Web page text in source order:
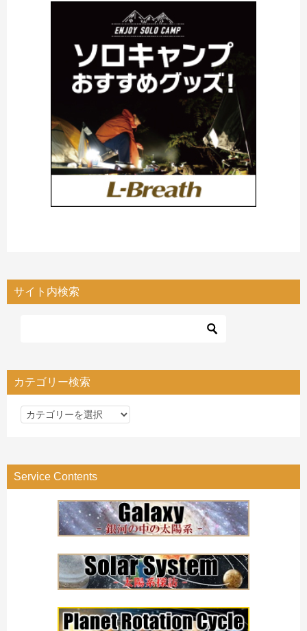
サイト内検索
カテゴリー検索
カ
リ
ー
Service Contents